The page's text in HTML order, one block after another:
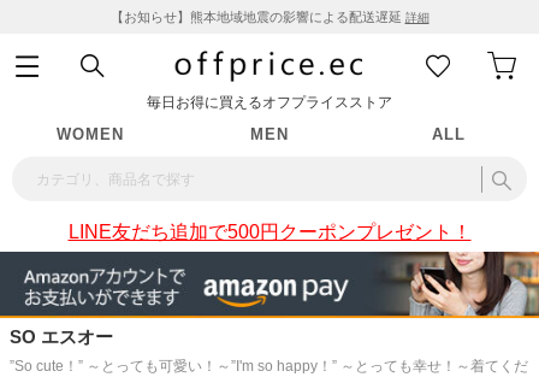
【お知らせ】熊本地域地震の影響による配送遅延 詳細
毎日お得に買えるオフプライスストア
WOMEN MEN ALL
LINE友だち追加で500円クーポンプレゼント！
SO エスオー
”So cute！” ～とっても可愛い！～”I'm so happy！” ～とっても幸せ！～着てくだ